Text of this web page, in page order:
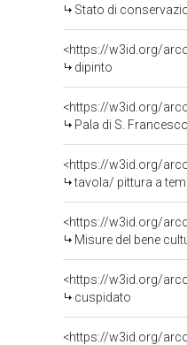
Stato di
<https://w3id.org/
dipinto
<https://w3id.org/
Pala di S.
<https://w3id.org/
tavola/ pittura a
<https://w3id.org/
Misure del bene
<https://w3id.org/
cuspidato
<https://w3id.org/